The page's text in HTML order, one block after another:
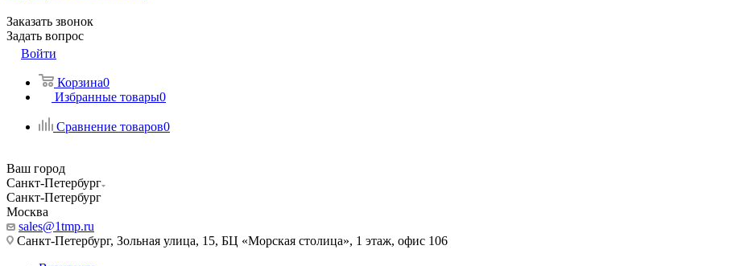
Заказать звонок
Задать вопрос
Войти
Корзина0
Избранные товары0
Сравнение товаров0
Ваш город
Санкт-Петербург
Санкт-Петербург
Москва
sales@1tmp.ru
Санкт-Петербург, Зольная улица, 15, БЦ «Морская столица», 1 этаж, офис 106